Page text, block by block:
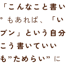
こんなこと書い
もあれば、
「い
ン」という自分
う書いていい
”ためらい” に